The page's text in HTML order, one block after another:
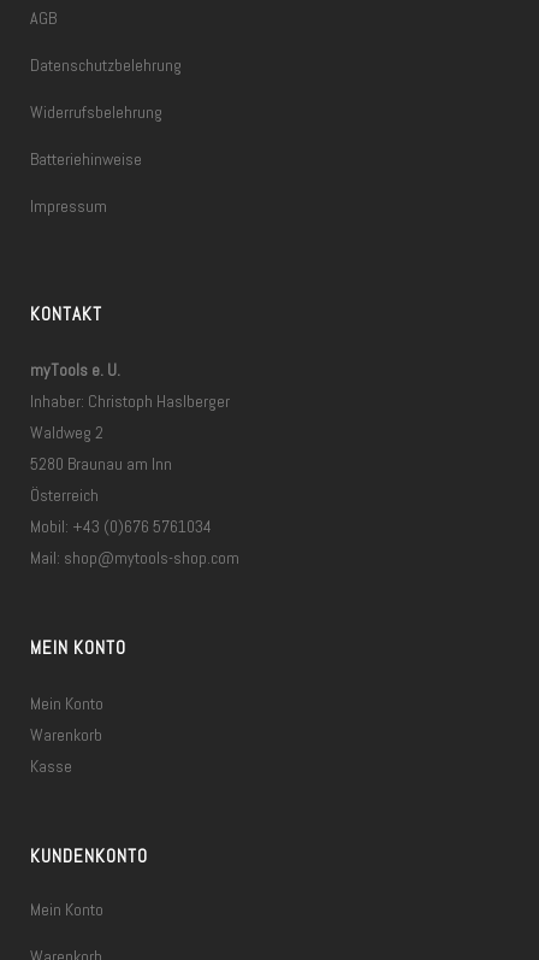
AGB
Datenschutzbelehrung
Widerrufsbelehrung
Batteriehinweise
Impressum
KONTAKT
myTools e. U.
Inhaber: Christoph Haslberger
Waldweg 2
5280 Braunau am Inn
Österreich
Mobil: +43 (0)676 5761034
Mail: shop@mytools-shop.com
MEIN KONTO
Mein Konto
Warenkorb
Kasse
KUNDENKONTO
Mein Konto